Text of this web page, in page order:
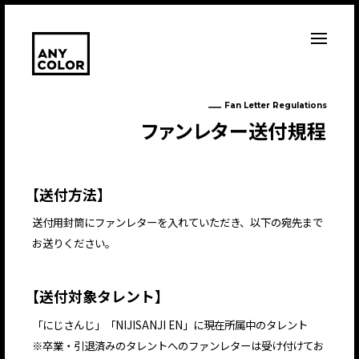
Fan Letter Regulations
ファンレター送付規程
【送付方法】
送付用封筒にファンレターを入れていただき、以下の宛先まで
お送りください。
【送付対象タレント】
「にじさんじ」「NIJISANJI EN」に現在所属中のタレント
※卒業・引退済みのタレントへのファンレターは受け付けてお